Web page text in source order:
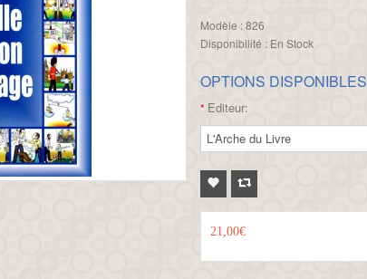
Modèle :826
Disponibilité :En Stock
OPTIONS DISPONIBLES
* Editeur:
21,00€